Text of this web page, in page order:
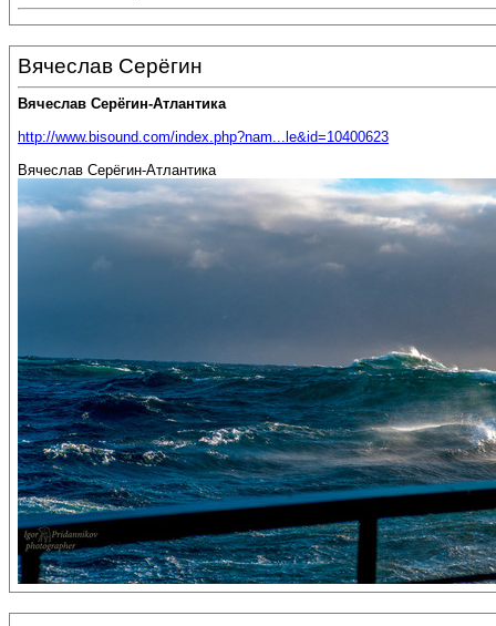
Вячеслав Серёгин
Вячеслав Серёгин-Атлантика
http://www.bisound.com/index.php?nam...le&id=10400623
Вячеслав Серёгин-Атлантика